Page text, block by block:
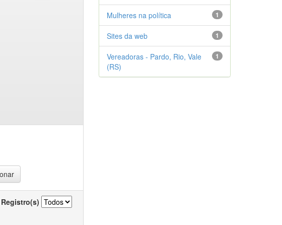
Registro(s)
1
Mulheres na política
1
Sites da web
1
Vereadoras - Pardo, Rio, Vale
(RS)